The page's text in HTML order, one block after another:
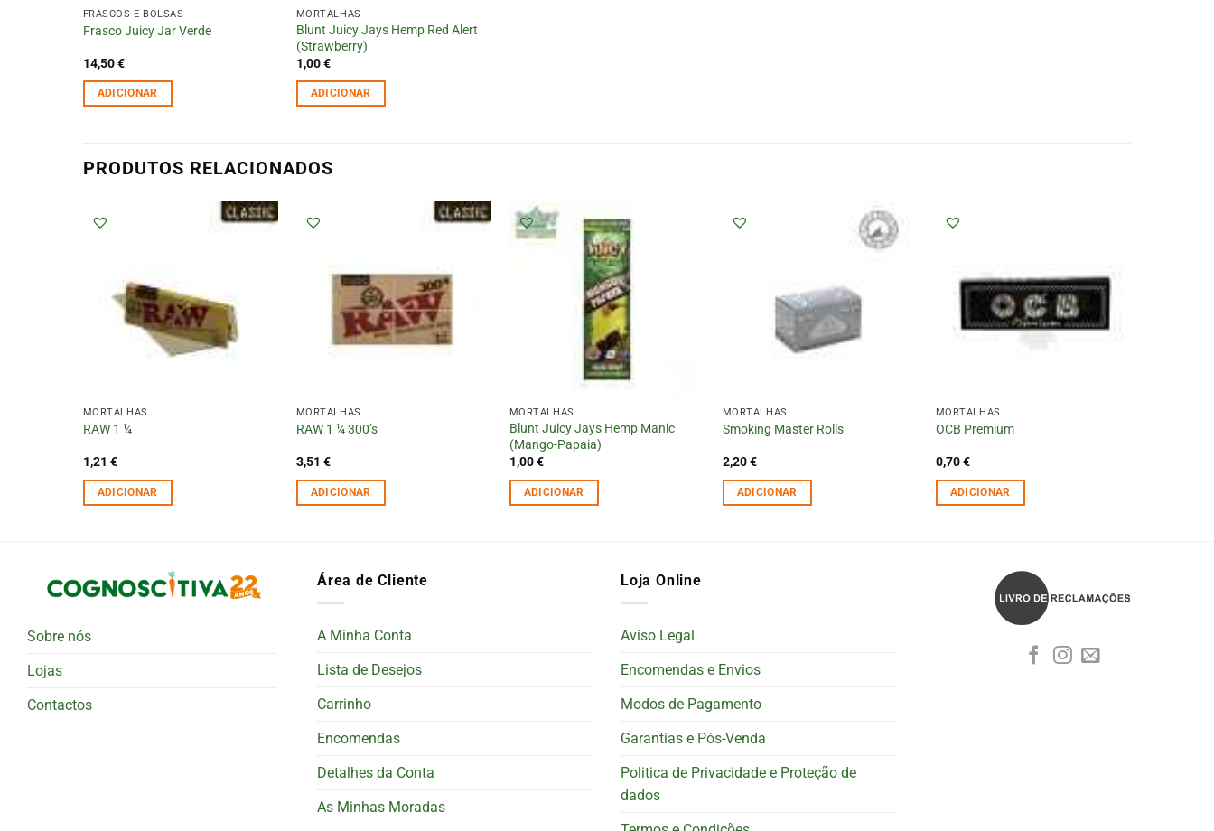
FRASCOS E BOLSAS
Frasco Juicy Jar Verde
14,50€
ADICIONAR
MORTALHAS
Blunt Juicy Jays Hemp Red Alert
(Strawberry)
1,00€
ADICIONAR
PRODUTOS RELACIONADOS
MORTALHAS
RAW 1 ¼
1,21 €
ADICIONAR
MORTALHAS
RAW 1 ¼ 300’s
3,51 €
ADICIONAR
MORTALHAS
Blunt Juicy Jays Hemp Manic
(Mango-Papaia)
1,00€
ADICIONAR
MORTALHAS
Smoking Master Rolls
2,20€
ADICIONAR
MORTALHAS
OCB Premium
0,70€
ADICIONAR
Sobre nós
Lojas
Contactos
Área de Cliente
A Minha Conta
Lista de Desejos
Carrinho
Encomendas
Detalhes da Conta
As Minhas Moradas
Loja Online
Aviso Legal
Encomendas e Envios
Modos de Pagamento
Garantias e Pós-Venda
Politica de Privacidade e Proteção de
dados